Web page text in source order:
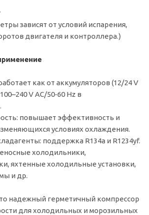
зависят от условий испарения,
двигателя и контроллера.)
как от аккумуляторов (12/24 V
V AC/50‑60 Hz в
повышает эффективность и
условиях охлаждения.
поддержка R134a и R1234yf.
холодильники,
яхтенные холодильные установки,
и др.
надежный герметичный компрессор
для холодильных и морозильных